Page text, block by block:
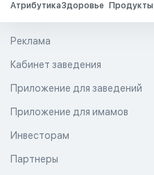
АтрибутикаЗдоровье Продукты
Реклама
Кабинет заведения
Приложение для заведений
Приложение для имамов
Инвесторам
Партнеры